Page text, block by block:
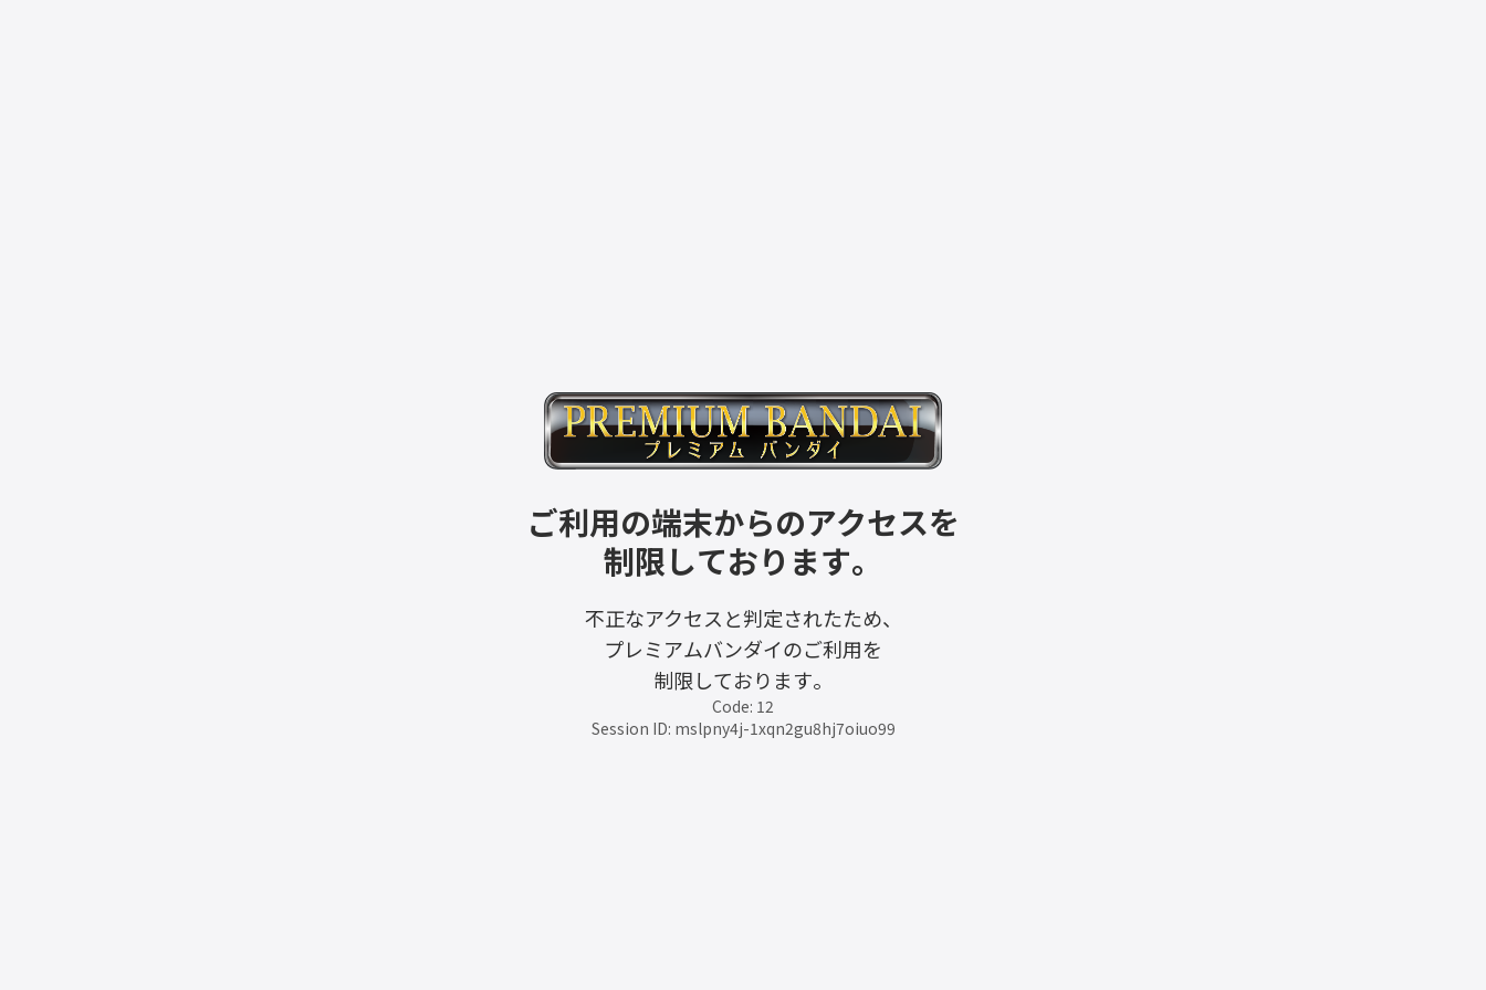
ご利用の端末からのアクセスを
制限しております。
不正なアクセスと判定されたため、
プレミアムバンダイのご利用を
制限しております。
Code: 12
Session ID: mslpny4j-1xqn2gu8hj7oiuo99